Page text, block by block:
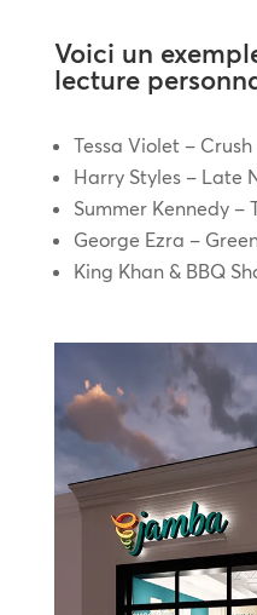
Voici un
lecture
Tessa Violet – Crush
Harry Styles – Late
Summer Kennedy –
George Ezra –
King Khan & BBQ